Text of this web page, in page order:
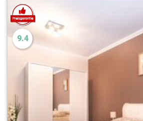
9.4